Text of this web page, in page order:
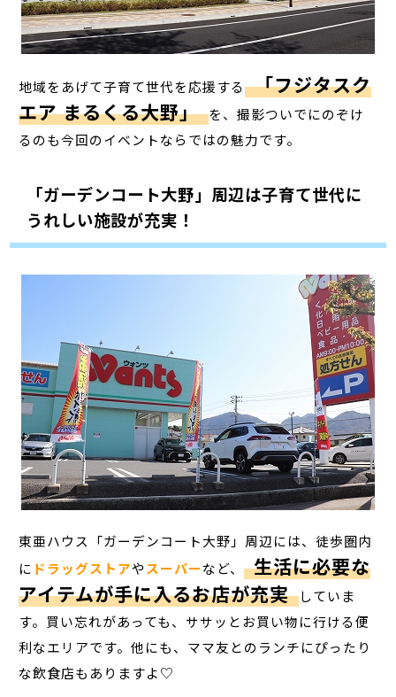
地域をあげて子育て世代を応援する 「フジタスク
エア まるくる大野」 を、撮影ついでにのぞけ
るのも今回のイベントならではの魅力です。
「ガーデンコート大野」周辺は子育て世代に
うれしい施設が充実！
東亜ハウス「ガーデンコート大野」周辺には、徒歩圏内
に ドラッグストアやスーパーなど、 生活に必要な
アイテムが手に入るお店が充実 していま
す。買い忘れがあっても、ササッとお買い物に行ける便
利なエリアです。他にも、ママ友とのランチにぴったり
な飲食店もありますよ♡